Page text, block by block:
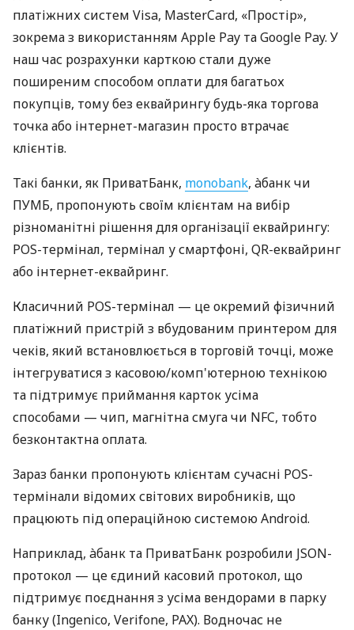
платіжних систем Visa, MasterCard, «Простір»,
зокрема з використанням Apple Pay та Google Pay. У
наш час розрахунки карткою стали дуже
поширеним способом оплати для багатьох
покупців, тому без еквайрингу будь-яка торгова
точка або інтернет-магазин просто втрачає
клієнтів.
Такі банки, як ПриватБанк, monobank, àбанк чи
ПУМБ, пропонують своїм клієнтам на вибір
різноманітні рішення для організації еквайрингу:
POS-термінал, термінал у смартфоні, QR-еквайринг
або інтернет-еквайринг.
Класичний POS-термінал — це окремий фізичний
платіжний пристрій з вбудованим принтером для
чеків, який встановлюється в торговій точці, може
інтегруватися з касовою/комп'ютерною технікою
та підтримує приймання карток усіма
способами — чип, магнітна смуга чи NFC, тобто
безконтактна оплата.
Зараз банки пропонують клієнтам сучасні POS-
термінали відомих світових виробників, що
працюють під операційною системою Android.
Наприклад, àбанк та ПриватБанк розробили JSON-
протокол — це єдиний касовий протокол, що
підтримує поєднання з усіма вендорами в парку
банку (Ingenico, Verifone, PAX). Водночас не